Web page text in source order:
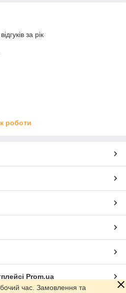
за рік
роботи
Prom.ua
час. Замовлення та